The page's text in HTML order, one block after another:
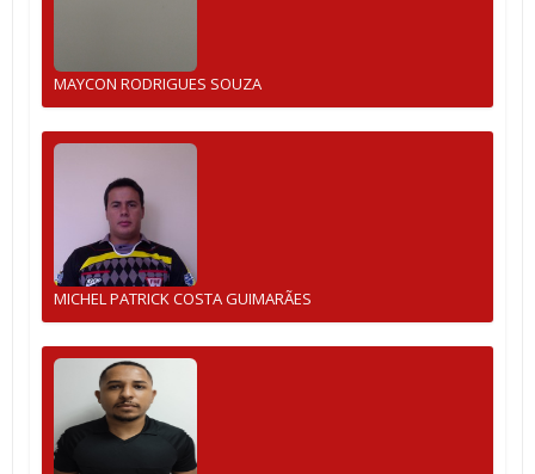
MAYCON RODRIGUES SOUZA
MICHEL PATRICK COSTA GUIMARÃES